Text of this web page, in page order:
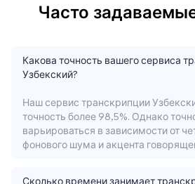
Часто
Какова точность вашего сервиса
Узбекский?
Наш сервис транскрипции
точность более 98,5%. Однако
варьироваться в зависимости от
фонового шума и акцента
Сколько времени занимает